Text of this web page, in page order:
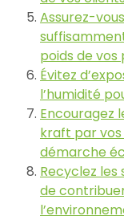
Assurez-
poids de vos
Évitez
l’humidité
Encouragez
kraft par
démarche
Recyclez
de